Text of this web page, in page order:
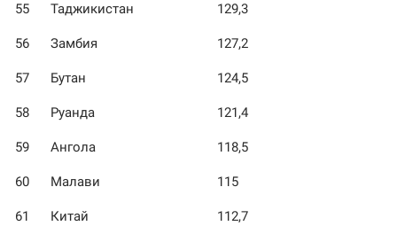
55 Таджикистан 129,3
56 Замбия 127,2
57 Бутан 124,5
58 Руанда 121,4
59 Ангола 118,5
60 Малави 115
61 Китай 112,7